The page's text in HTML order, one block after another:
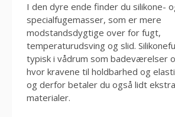
I den dyre ende finder du silikone-
specialfugemasser, som er mere
modstandsdygtige over for fugt,
temperaturudsving og slid.
typisk i vådrum som badeværelser
hvor kravene til holdbarhed og
og derfor betaler du også lidt
materialer.